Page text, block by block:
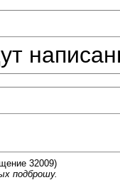
32009)
подброшу.